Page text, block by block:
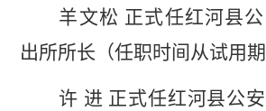
羊文松 正式任红河县
出所所长（任职时间从试用期
许 进 正式任红河县公